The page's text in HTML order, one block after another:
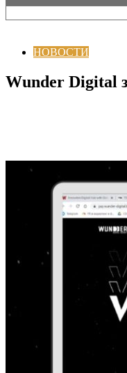
НОВОСТИ
Wunder Digital